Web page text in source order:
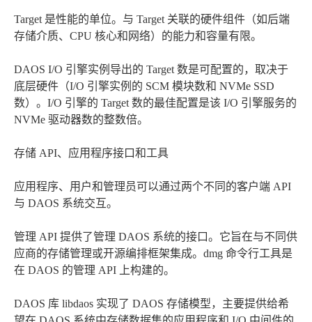
Target 是性能的单位。与 Target 关联的硬件组件（如后端
存储介质、CPU 核心和网络）的能力和容量有限。
DAOS I/O 引擎实例导出的 Target 数是可配置的，取决于
底层硬件（I/O 引擎实例的 SCM 模块数和 NVMe SSD
数）。I/O 引擎的 Target 数的最佳配置是该 I/O 引擎服务的
NVMe 驱动器数的整数倍。
存储 API、应用程序接口和工具
应用程序、用户和管理员可以通过两个不同的客户端 API
与 DAOS 系统交互。
管理 API 提供了管理 DAOS 系统的接口。它旨在与不同供
应商的存储管理或开源编排框架集成。dmg 命令行工具是
在 DAOS 的管理 API 上构建的。
DAOS 库 libdaos 实现了 DAOS 存储模型，主要提供给希